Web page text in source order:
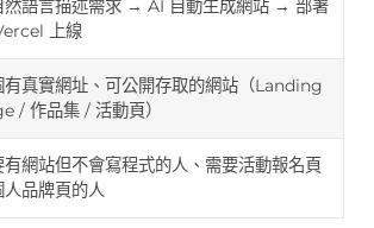
然語言描述需求 → AI 自動生成網站 → 部署
上線
有真實網址、可公開存取的網站（Landing
/ 作品集 / 活動頁）
有網站但不會寫程式的人、需要活動報名頁
人品牌頁的人